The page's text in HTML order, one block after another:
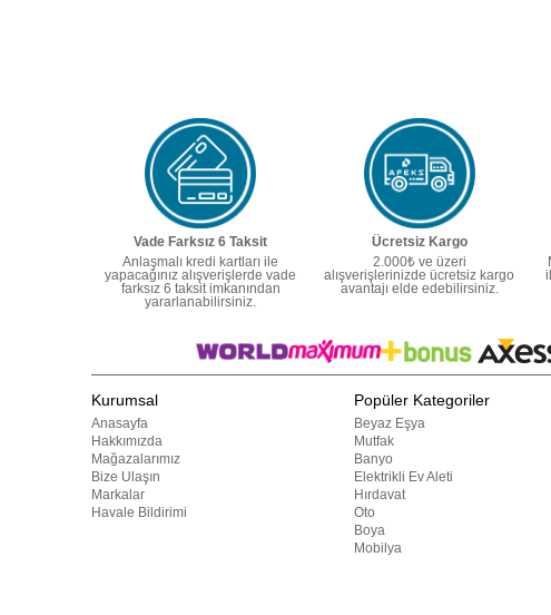
Vade Farksız 6 Taksit
Anlaşmalı kredi kartları ile
yapacağınız alışverişlerde vade
farksız 6 taksit imkanından
yararlanabilirsiniz.
Ücretsiz Kargo
2.000₺ ve üzeri
alışverişlerinizde ücretsiz kargo
avantajı elde edebilirsiniz.
Kurumsal
Anasayfa
Hakkımızda
Mağazalarımız
Bize Ulaşın
Markalar
Havale Bildirimi
Popüler Kategoriler
Beyaz Eşya
Mutfak
Banyo
Elektrikli Ev Aleti
Hırdavat
Oto
Boya
Mobilya